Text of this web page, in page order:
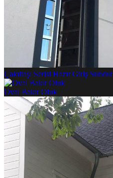
Çakıltaşı Serisi Hazır Giriş
Oval Bakır Oluk